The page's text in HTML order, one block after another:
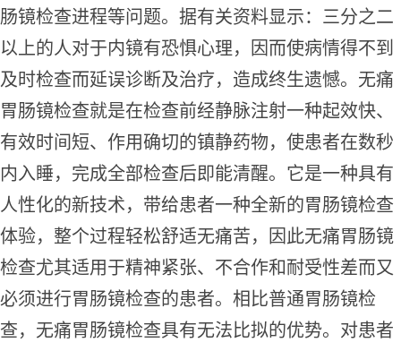
肠镜检查进程等问题。据有关资料显示：三分之二
以上的人对于内镜有恐惧心理，因而使病情得不到
及时检查而延误诊断及治疗，造成终生遗憾。无痛
胃肠镜检查就是在检查前经静脉注射一种起效快、
有效时间短、作用确切的镇静药物，使患者在数秒
内入睡，完成全部检查后即能清醒。它是一种具有
人性化的新技术，带给患者一种全新的胃肠镜检查
体验，整个过程轻松舒适无痛苦，因此无痛胃肠镜
检查尤其适用于精神紧张、不合作和耐受性差而又
必须进行胃肠镜检查的患者。相比普通胃肠镜检
查，无痛胃肠镜检查具有无法比拟的优势。对患者